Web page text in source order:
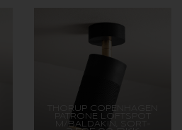
THORUP COPENHAGEN
PATRONE LOFTSPOT
M/BALDAKIN, SORT-